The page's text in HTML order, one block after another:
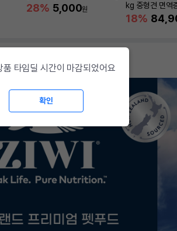
28% 5,000원
kg 중형견 면역
18%
품 타임딜 시간이 마감되었어요
확인